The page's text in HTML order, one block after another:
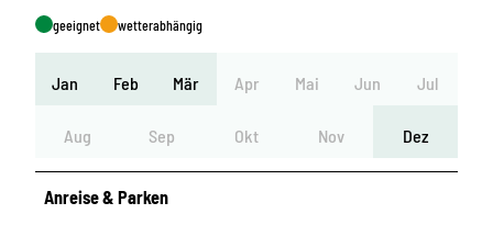
geeignet wetterabhängig
Jan Feb Mär Apr Mai Jun Jul
Aug Sep Okt Nov Dez
Anreise & Parken